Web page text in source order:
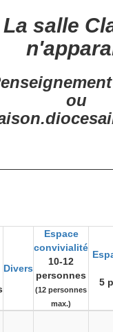
La salle
Divers
Espace
convivialité
10-12
personnes
(12 personnes
max.)
5